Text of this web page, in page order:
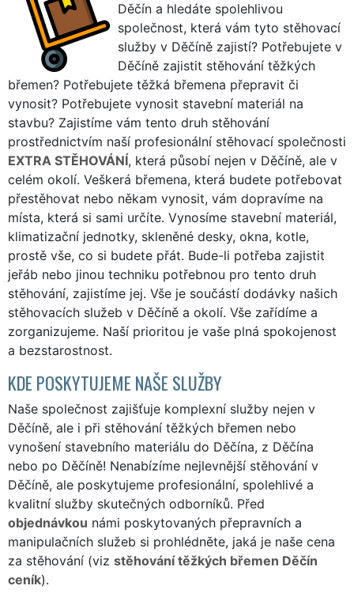
Děčín a hledáte spolehlivou
společnost, která vám tyto stěhovací
služby v Děčíně zajistí? Potřebujete v
Děčíně zajistit stěhování těžkých
břemen? Potřebujete těžká břemena přepravit či
vynosit? Potřebujete vynosit stavební materiál na
stavbu? Zajistíme vám tento druh stěhování
prostřednictvím naší profesionální stěhovací společnosti
EXTRA STĚHOVÁNÍ, která působí nejen v Děčíně, ale v
celém okolí. Veškerá břemena, která budete potřebovat
přestěhovat nebo někam vynosit, vám dopravíme na
místa, která si sami určíte. Vynosíme stavební materiál,
klimatizační jednotky, skleněné desky, okna, kotle,
prostě vše, co si budete přát. Bude-li potřeba zajistit
jeřáb nebo jinou techniku potřebnou pro tento druh
stěhování, zajistíme jej. Vše je součástí dodávky našich
stěhovacích služeb v Děčíně a okolí. Vše zařídíme a
zorganizujeme. Naší prioritou je vaše plná spokojenost
a bezstarostnost.
KDE POSKYTUJEME NAŠE SLUŽBY
Naše společnost zajišťuje komplexní služby nejen v
Děčíně, ale i při stěhování těžkých břemen nebo
vynošení stavebního materiálu do Děčína, z Děčína
nebo po Děčíně! Nenabízíme nejlevnější stěhování v
Děčíně, ale poskytujeme profesionální, spolehlivé a
kvalitní služby skutečných odborníků. Před
objednávkou námi poskytovaných přepravních a
manipulačních služeb si prohlédněte, jaká je naše cena
za stěhování (viz stěhování těžkých břemen Děčín
ceník).